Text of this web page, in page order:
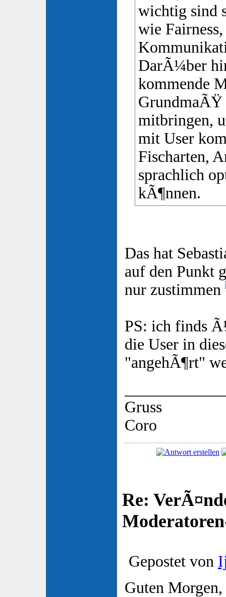
wichtig sind
wie
DarÃ¼ber
kommende
GrundmaÃŸ
mitbringen,
mit User
Fischarten,
sprachlich
kÃ¶nnen.
Das hat
auf den Punkt
nur zustimmen
PS: ich finds
die User in
"angehÃ¶rt"
Gruss
Coro
Re:
Gepostet von
Guten Morgen,